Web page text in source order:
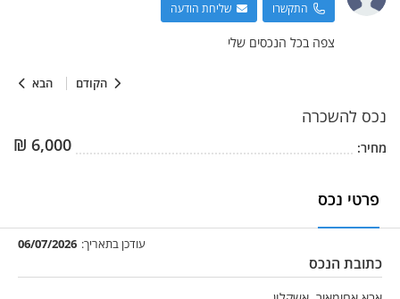
הקודם הבא
התקשרו שליחת הודעה
צפה בכל הנכסים שלי
נכס להשכרה
מחיר: 6,000
₪
פרטי נכס
עודכן בתאריך: 06/07/2026
כתובת הנכס